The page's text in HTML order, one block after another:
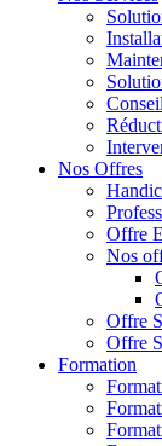
Nos Offres
Offre
Nos
Offre
Offre
Formation